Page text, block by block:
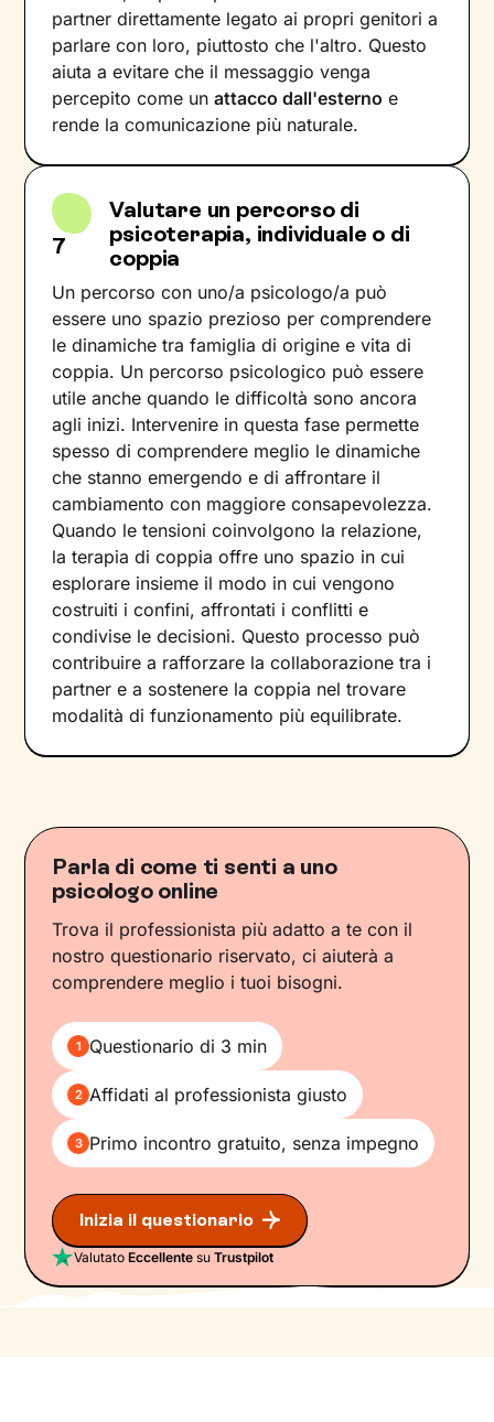
partner direttamente legato ai propri genitori a
parlare con loro, piuttosto che l'altro. Questo
aiuta a evitare che il messaggio venga
percepito come unattacco dall'esterno e
rende la comunicazione più naturale.
7
Valutare un percorso di
psicoterapia, individuale o di
coppia
Un percorso con uno/a psicologo/a può
essere uno spazio prezioso per comprendere
le dinamiche tra famiglia di origine e vita di
coppia. Un percorso psicologico può essere
utile anche quando le difficoltà sono ancora
agli inizi. Intervenire in questa fase permette
spesso di comprendere meglio le dinamiche
che stanno emergendo e di affrontare il
cambiamento con maggiore consapevolezza.
Quando le tensioni coinvolgono la relazione,
la terapia di coppia offre uno spazio in cui
esplorare insieme il modo in cui vengono
costruiti i confini, affrontati i conflitti e
condivise le decisioni. Questo processo può
contribuire a rafforzare la collaborazione tra i
partner e a sostenere la coppia nel trovare
modalità di funzionamento più equilibrate.
Parla di come ti senti a uno
psicologo online
Trova il professionista più adatto a te con il
nostro questionario riservato, ci aiuterà a
comprendere meglio i tuoi bisogni.
1 Questionario di 3 min
2 Affidati al professionista giusto
3 Primo incontro gratuito, senza impegno
Inizia il questionario
ValutatoEccellente suTrustpilot